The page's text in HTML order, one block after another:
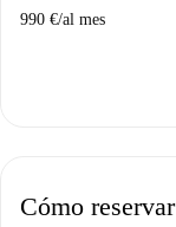
990 €/al mes
Cómo reservar